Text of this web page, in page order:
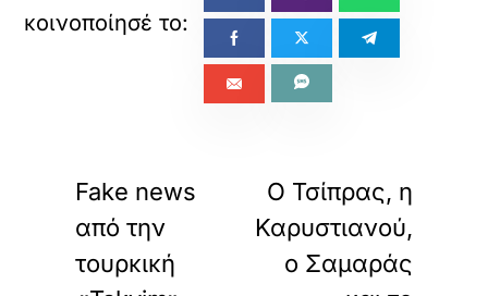
Fake news
από την
τουρκική
Ο Τσίπρας, η
Καρυστιανού,
ο Σαμαράς